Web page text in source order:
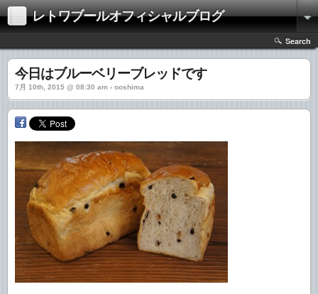
レトワブールオフィシャルブログ
Search
今日はブルーベリーブレッドです
7月 10th, 2015 @ 08:30 am › ooshima